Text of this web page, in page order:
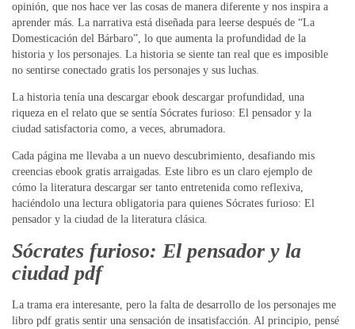
opinión, que nos hace ver las cosas de manera diferente y nos inspira a
aprender más. La narrativa está diseñada para leerse después de “La
Domesticación del Bárbaro”, lo que aumenta la profundidad de la
historia y los personajes. La historia se siente tan real que es imposible
no sentirse conectado gratis los personajes y sus luchas.
La historia tenía una descargar ebook descargar profundidad, una
riqueza en el relato que se sentía Sócrates furioso: El pensador y la
ciudad satisfactoria como, a veces, abrumadora.
Cada página me llevaba a un nuevo descubrimiento, desafiando mis
creencias ebook gratis arraigadas. Este libro es un claro ejemplo de
cómo la literatura descargar ser tanto entretenida como reflexiva,
haciéndolo una lectura obligatoria para quienes Sócrates furioso: El
pensador y la ciudad de la literatura clásica.
Sócrates furioso: El pensador y la
ciudad pdf
La trama era interesante, pero la falta de desarrollo de los personajes me
libro pdf gratis sentir una sensación de insatisfacción. Al principio, pensé